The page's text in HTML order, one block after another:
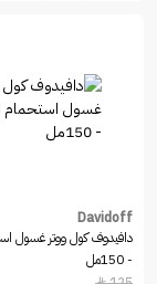
Davidoff
دافيدوف كول ووتر غسول
- 150مل